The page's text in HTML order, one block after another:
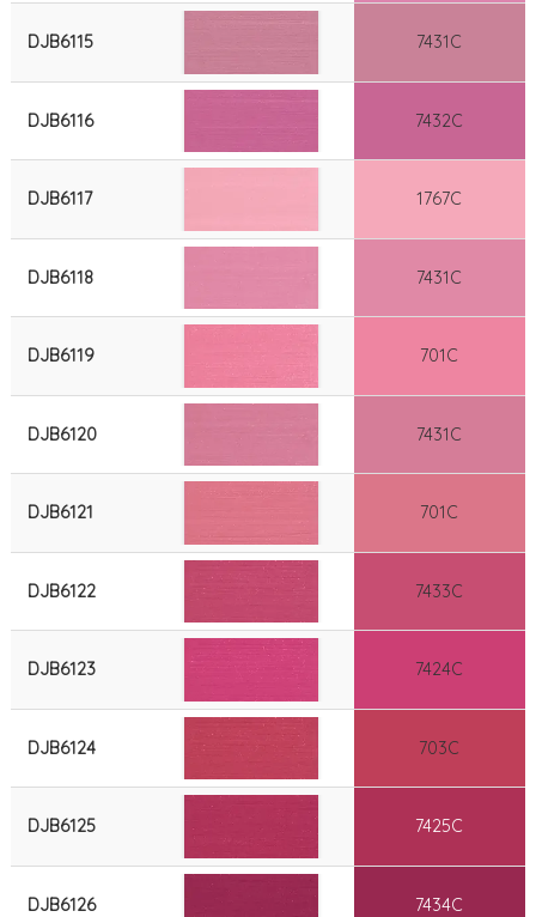
DJB6115 7431C
DJB6116 7432C
DJB6117 1767C
DJB6118 7431C
DJB6119 701C
DJB6120 7431C
DJB6121 701C
DJB6122 7433C
DJB6123 7424C
DJB6124 703C
DJB6125 7425C
DJB6126 7434C